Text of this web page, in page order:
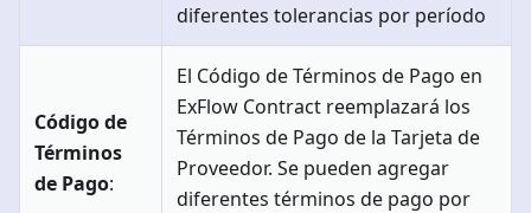
diferentes tolerancias por período
Código de
Términos
de Pago:
El Código de Términos de Pago en
ExFlow Contract reemplazará los
Términos de Pago de la Tarjeta de
Proveedor. Se pueden agregar
diferentes términos de pago por